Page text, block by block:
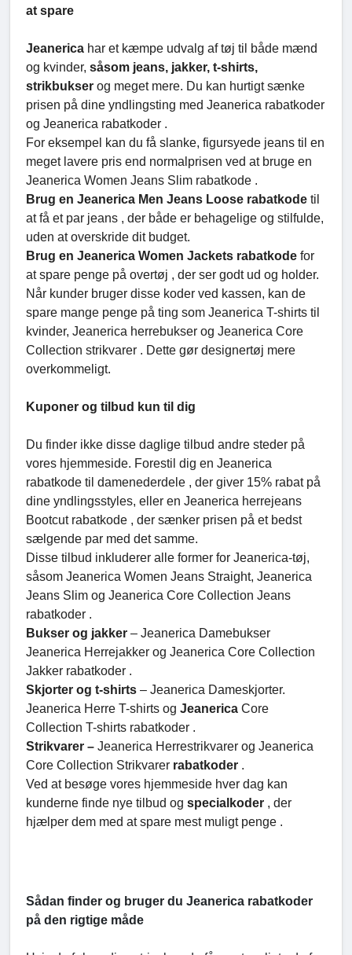
at spare
Jeanerica har et kæmpe udvalg af tøj til både mænd
og kvinder, såsom jeans, jakker, t-shirts,
strikbukser og meget mere. Du kan hurtigt sænke
prisen på dine yndlingsting med Jeanerica rabatkoder
og Jeanerica rabatkoder .
For eksempel kan du få slanke, figursyede jeans til en
meget lavere pris end normalprisen ved at bruge en
Jeanerica Women Jeans Slim rabatkode .
Brug en Jeanerica Men Jeans Loose rabatkode til
at få et par jeans , der både er behagelige og stilfulde,
uden at overskride dit budget.
Brug en Jeanerica Women Jackets rabatkode for
at spare penge på overtøj , der ser godt ud og holder.
Når kunder bruger disse koder ved kassen, kan de
spare mange penge på ting som Jeanerica T-shirts til
kvinder, Jeanerica herrebukser og Jeanerica Core
Collection strikvarer . Dette gør designertøj mere
overkommeligt.
Kuponer og tilbud kun til dig
Du finder ikke disse daglige tilbud andre steder på
vores hjemmeside. Forestil dig en Jeanerica
rabatkode til damenederdele , der giver 15% rabat på
dine yndlingsstyles, eller en Jeanerica herrejeans
Bootcut rabatkode , der sænker prisen på et bedst
sælgende par med det samme.
Disse tilbud inkluderer alle former for Jeanerica-tøj,
såsom Jeanerica Women Jeans Straight, Jeanerica
Jeans Slim og Jeanerica Core Collection Jeans
rabatkoder .
Bukser og jakker – Jeanerica Damebukser
Jeanerica Herrejakker og Jeanerica Core Collection
Jakker rabatkoder .
Skjorter og t-shirts – Jeanerica Dameskjorter.
Jeanerica Herre T-shirts og Jeanerica Core
Collection T-shirts rabatkoder .
Strikvarer – Jeanerica Herrestrikvarer og Jeanerica
Core Collection Strikvarer rabatkoder .
Ved at besøge vores hjemmeside hver dag kan
kunderne finde nye tilbud og specialkoder , der
hjælper dem med at spare mest muligt penge .
Sådan finder og bruger du Jeanerica rabatkoder
på den rigtige måde